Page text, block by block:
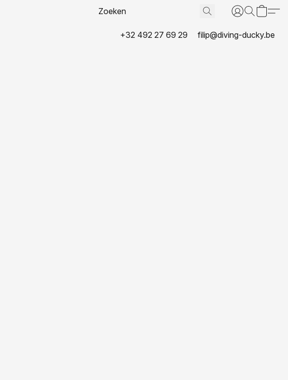
+32 492 27 69 29 filip@diving-ducky.be